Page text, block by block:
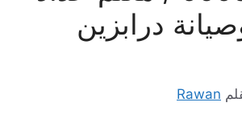
درابزين
Rawan